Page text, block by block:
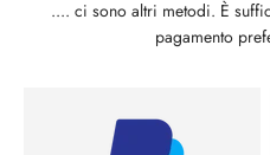
.... ci sono altri metodi. È
pagamento